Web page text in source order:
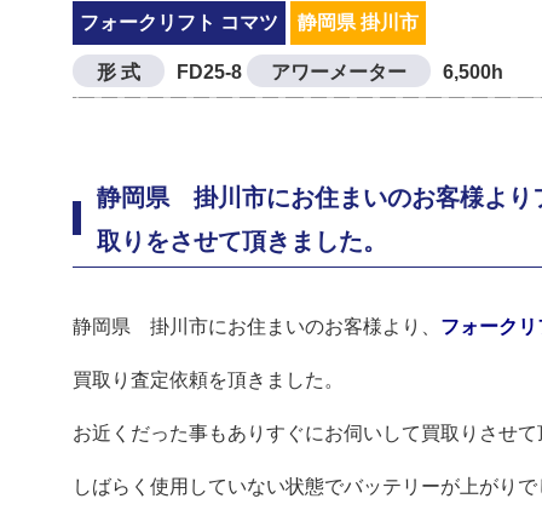
フォークリフト コマツ 静岡県 掛川市
形 式 FD25-8 アワーメーター 6,500h
静岡県 掛川市にお住まいのお客様より
取りをさせて頂きました。
静岡県 掛川市にお住まいのお客様より、 フォーク
買取り査定依頼を頂きました。
お近くだった事もありすぐにお伺いして買取りさせ
しばらく使用していない状態でバッテリーが上がり